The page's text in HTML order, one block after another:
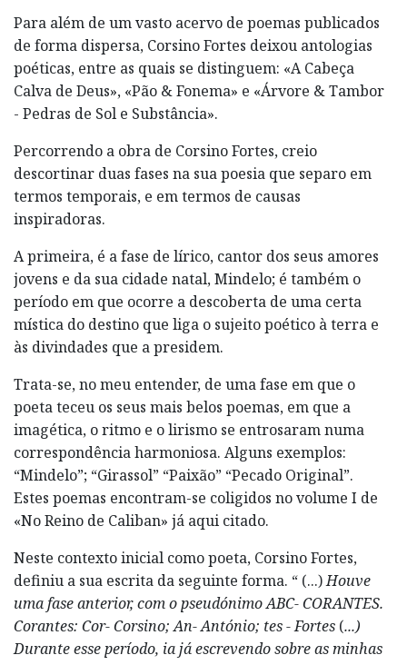
Para além de um vasto acervo de poemas publicados
de forma dispersa, Corsino Fortes deixou antologias
poéticas, entre as quais se distinguem: «A Cabeça
Calva de Deus», «Pão & Fonema» e «Árvore & Tambor
- Pedras de Sol e Substância».
Percorrendo a obra de Corsino Fortes, creio
descortinar duas fases na sua poesia que separo em
termos temporais, e em termos de causas
inspiradoras.
A primeira, é a fase de lírico, cantor dos seus amores
jovens e da sua cidade natal, Mindelo; é também o
período em que ocorre a descoberta de uma certa
mística do destino que liga o sujeito poético à terra e
às divindades que a presidem.
Trata-se, no meu entender, de uma fase em que o
poeta teceu os seus mais belos poemas, em que a
imagética, o ritmo e o lirismo se entrosaram numa
correspondência harmoniosa. Alguns exemplos:
“Mindelo”; “Girassol” “Paixão” “Pecado Original”.
Estes poemas encontram-se coligidos no volume I de
«No Reino de Caliban» já aqui citado.
Neste contexto inicial como poeta, Corsino Fortes,
definiu a sua escrita da seguinte forma. “ (...)Houve
uma fase anterior, com o pseudónimo ABC- CORANTES.
Corantes: Cor- Corsino; An- António; tes - Fortes (...)
Durante esse período, ia já escrevendo sobre as minhas